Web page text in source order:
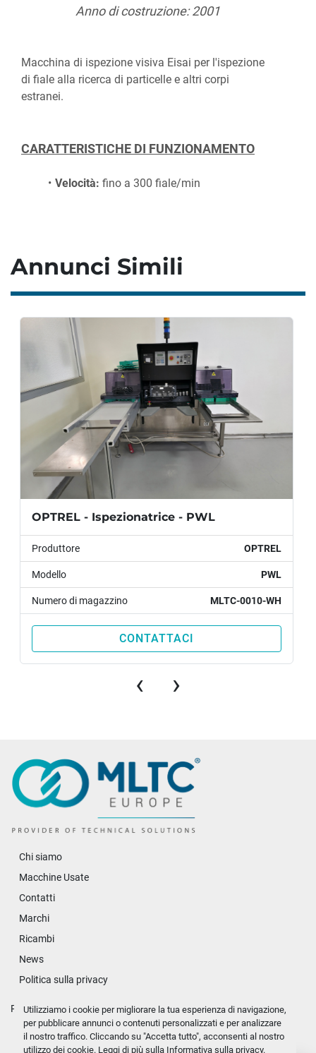
Utilizziamo i cookie per migliorare la tua esperienza di navigazione,
per pubblicare annunci o contenuti personalizzati e per analizzare
il nostro traffico. Cliccando su "Accetta tutto", acconsenti al nostro
utilizzo dei cookie. Leggi di più sulla Informativa sulla privacy.
Anno di costruzione: 2001
Macchina di ispezione visiva Eisai per l'ispezione
di fiale alla ricerca di particelle e altri corpi
estranei.
CARATTERISTICHE DI FUNZIONAMENTO
Velocità: fino a 300 fiale/min
Annunci Simili
OPTREL - Ispezionatrice - PWL
Produttore OPTREL
Modello PWL
Numero di magazzino MLTC-0010-WH
CONTATTACI
‹ ›
Ricambi
News
Chi siamo
Marchi
Macchine Usate
Contatti
Politica sulla privacy
Personalizza le preferenze sui Cookies
linkedinyoutube
vimeo